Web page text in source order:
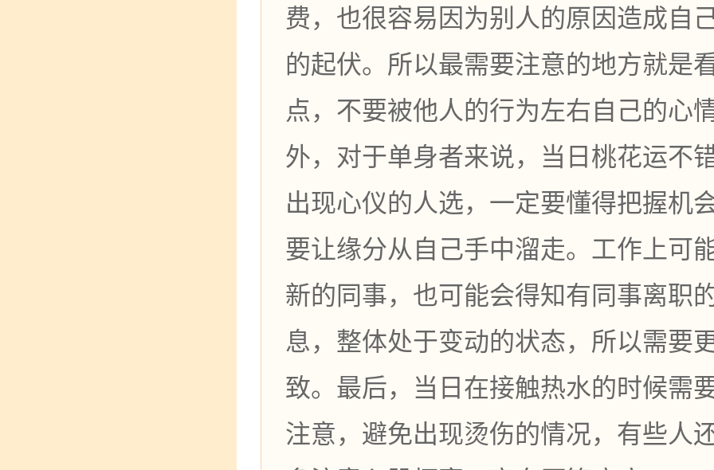
费，也很容易因为别人的原因造成自
的起伏。所以最需要注意的地方就是
点，不要被他人的行为左右自己的心
外，对于单身者来说，当日桃花运不
出现心仪的人选，一定要懂得把握机
要让缘分从自己手中溜走。工作上可
新的同事，也可能会得知有同事离职
息，整体处于变动的状态，所以需要
致。最后，当日在接触热水的时候需
注意，避免出现烫伤的情况，有些人